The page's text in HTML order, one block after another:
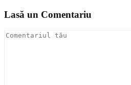
Lasă un Comentariu